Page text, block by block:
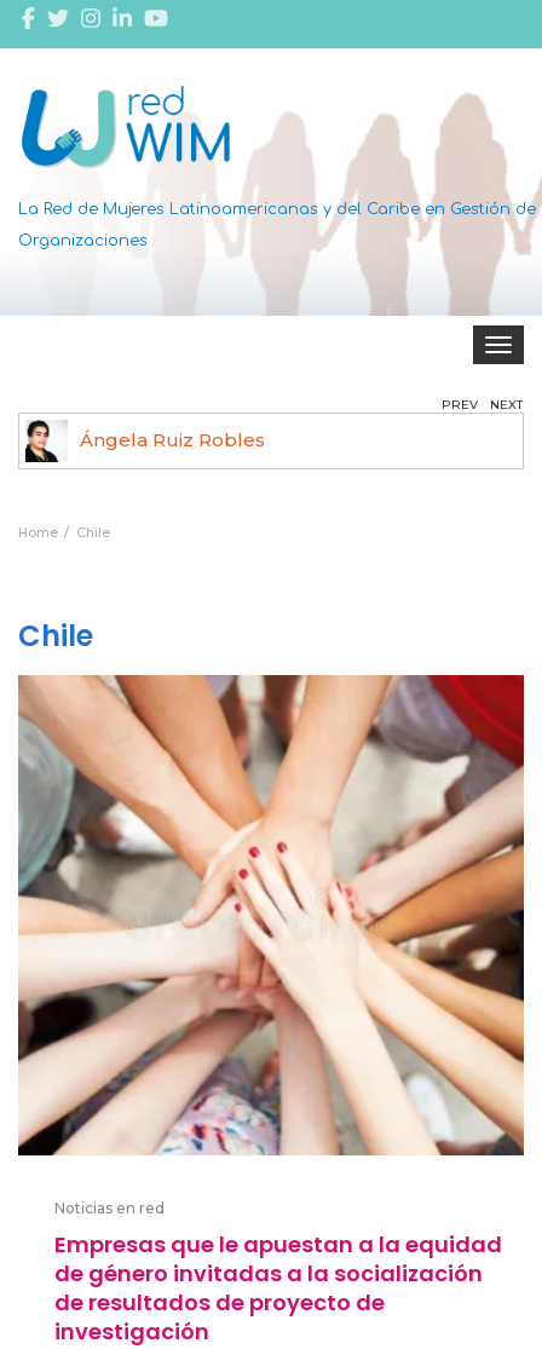
La Red de Mujeres Latinoamericanas y del Caribe en Gestión de
Organizaciones
Toggle
Ángela Ruiz Robles
PREV NEXT
Home Chile
Chile
Noticias en red
Empresas que le apuestan a la equidad
de género invitadas a la socialización
de resultados de proyecto de
investigación